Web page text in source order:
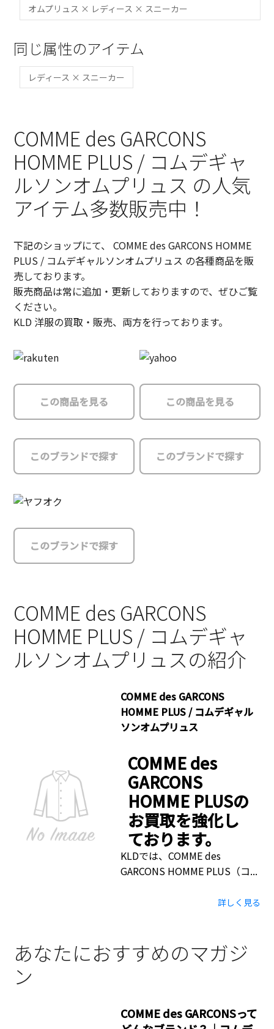
オムプリュス × レディース × スニーカー
同じ属性のアイテム
レディース × スニーカー
COMME des GARCONS
HOMME PLUS / コムデギャ
ルソンオムプリュス の人気
アイテム多数販売中！
下記のショップにて、 COMME des GARCONS HOMME
PLUS / コムデギャルソンオムプリュス の各種商品を販
売しております。
販売商品は常に追加・更新しておりますので、ぜひご覧
ください。
KLD 洋服の買取・販売、両方を行っております。
この商品を見る
このブランドで探す
この商品を見る
このブランドで探す
このブランドで探す
COMME des GARCONS
HOMME PLUS / コムデギャ
ルソンオムプリュスの紹介
COMME des GARCONS
HOMME PLUS / コムデギャル
ソンオムプリュス
COMME des
GARCONS
HOMME PLUSの
お買取を強化し
ております。
KLDでは、COMME des
GARCONS HOMME PLUS（コ...
詳しく見る
あなたにおすすめのマガジ
ン
COMME des GARCONSって